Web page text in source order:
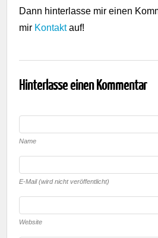
Dann hinterlasse mir einen
mir Kontaktauf!
Hinterlasse einen Kommentar
Name
E-Mail (wird nicht veröffentlicht)
Website